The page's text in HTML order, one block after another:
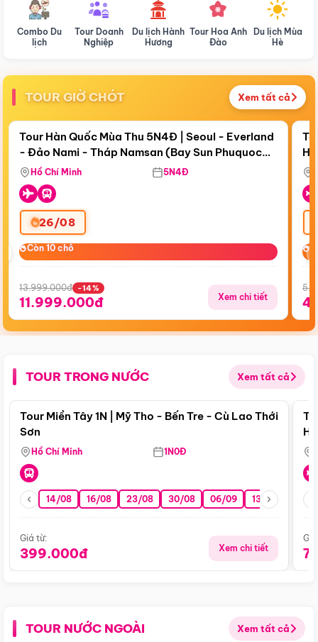
Combo Du
lịch
Tour Doanh
Nghiệp
Du lịch Hành
Hương
Tour Hoa Anh
Đào
Du lịch Mùa
Hè
TOUR GIỜ CHÓT Xem tất cả
Còn18 ngày 03:59:18
Bay Sun Phuquoc Airways
Điểm nổi bật
Tour Hàn Quốc Mùa Thu 5N4Đ | Seoul - Everland
- Đảo Nami - Tháp Namsan (Bay Sun Phuquoc
Airways)
Hồ Chí Minh 5N4Đ
26/08
Còn 10 chỗ
Còn 10 chỗ
13.999.000đ -14%
11.999.000đ Xem chi tiết
TOUR TRONG NƯỚC Xem tất cả
Điểm nổi bật
Tour Miền Tây 1N | Mỹ Tho - Bến Tre - Cù Lao Thới
Sơn
Hồ Chí Minh 1N0Đ
14/08 16/08 23/08 30/08 06/09 13/09 20/09
Giá từ:
399.000đ Xem chi tiết
TOUR NƯỚC NGOÀI Xem tất cả
Điểm nổi bật